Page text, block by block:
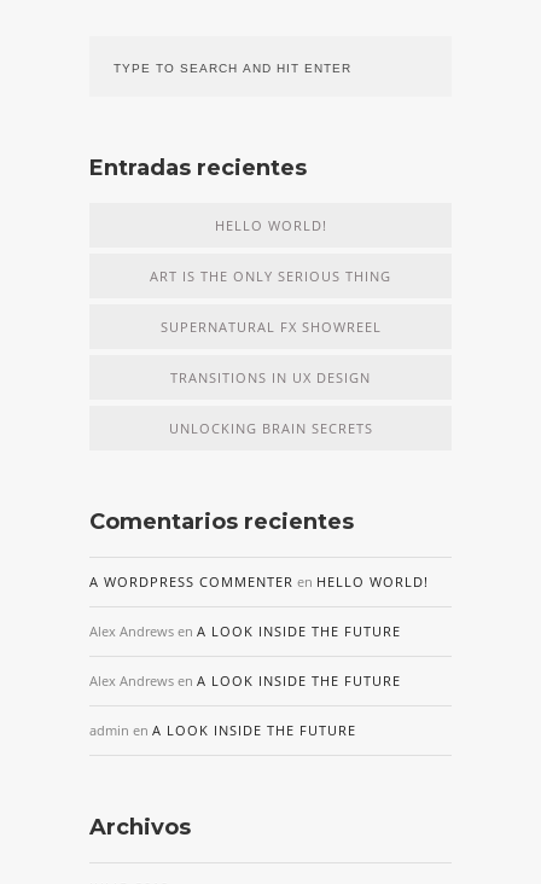
Entradas recientes
HELLO WORLD!
ART IS THE ONLY SERIOUS THING
SUPERNATURAL FX SHOWREEL
TRANSITIONS IN UX DESIGN
UNLOCKING BRAIN SECRETS
Comentarios recientes
A WORDPRESS COMMENTER en HELLO WORLD!
Alex Andrews en A LOOK INSIDE THE FUTURE
Alex Andrews en A LOOK INSIDE THE FUTURE
admin en A LOOK INSIDE THE FUTURE
Archivos